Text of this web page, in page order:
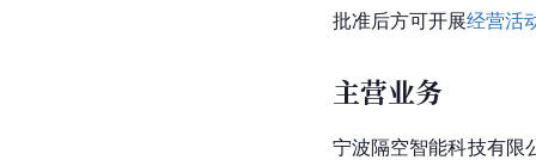
批准后方可开展经营活
主营业务
宁波隔空智能科技有限